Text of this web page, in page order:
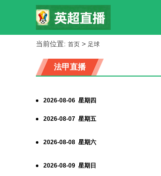
当前位置: 首页 > 足球
法甲直播
2026-08-06 星期四
2026-08-07 星期五
2026-08-08 星期六
2026-08-09 星期日